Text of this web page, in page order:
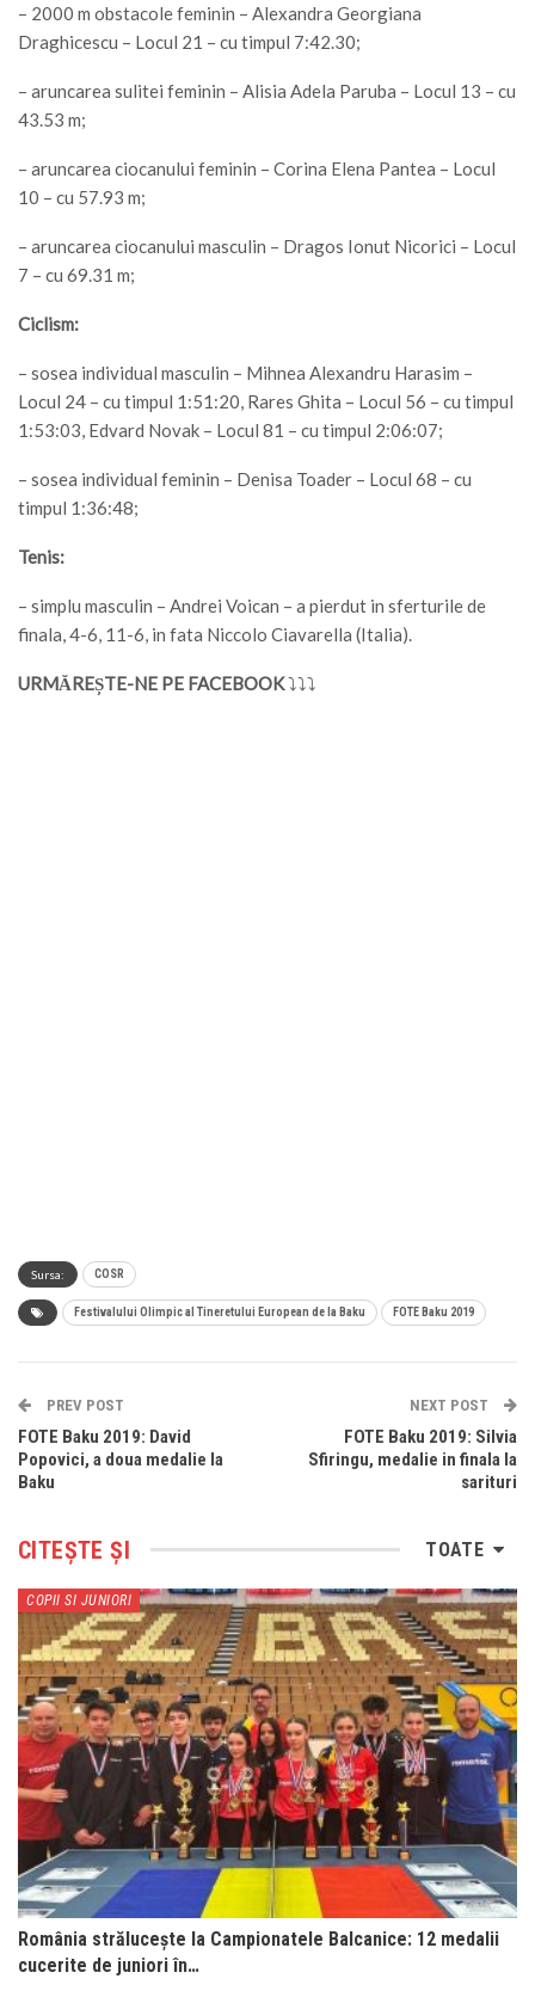
– 2000 m obstacole feminin – Alexandra Georgiana
Draghicescu – Locul 21 – cu timpul 7:42.30;
– aruncarea sulitei feminin – Alisia Adela Paruba – Locul 13 – cu
43.53 m;
– aruncarea ciocanului feminin – Corina Elena Pantea – Locul
10 – cu 57.93 m;
– aruncarea ciocanului masculin – Dragos Ionut Nicorici – Locul
7 – cu 69.31 m;
Ciclism:
– sosea individual masculin – Mihnea Alexandru Harasim –
Locul 24 – cu timpul 1:51:20, Rares Ghita – Locul 56 – cu timpul
1:53:03, Edvard Novak – Locul 81 – cu timpul 2:06:07;
– sosea individual feminin – Denisa Toader – Locul 68 – cu
timpul 1:36:48;
Tenis:
– simplu masculin – Andrei Voican – a pierdut in sferturile de
finala, 4-6, 11-6, in fata Niccolo Ciavarella (Italia).
URMĂREȘTE-NE PE FACEBOOK⤵⤵⤵
Sursa: COSR
Festivalului Olimpic al Tineretului European de la Baku FOTE Baku 2019
PREV POST
FOTE Baku 2019: David
Popovici, a doua medalie la
Baku
NEXT POST
FOTE Baku 2019: Silvia
Sfiringu, medalie in finala la
sarituri
TOATE
CITEȘTE ȘI
COPII SI JUNIORI
România strălucește la Campionatele Balcanice: 12 medalii
cucerite de juniori în…